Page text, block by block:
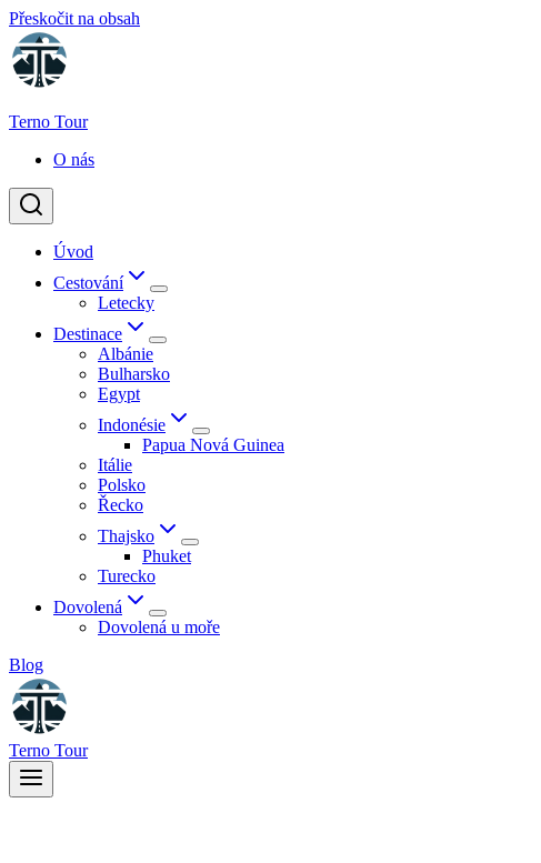
Přeskočit na obsah
Terno Tour
O nás
Úvod
Cestování
Letecky
Destinace
Albánie
Bulharsko
Egypt
Indonésie
Papua Nová Guinea
Itálie
Polsko
Řecko
Thajsko
Phuket
Turecko
Dovolená
Dovolená u moře
Blog
Terno Tour